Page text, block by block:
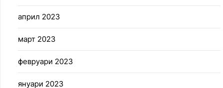
април 2023
март 2023
февруари 2023
януари 2023